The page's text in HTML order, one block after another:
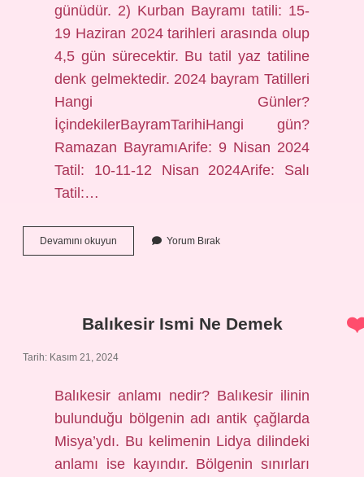
günüdür. 2) Kurban Bayramı tatili: 15-
19 Haziran 2024 tarihleri ​​arasında olup
4,5 gün sürecektir. Bu tatil yaz tatiline
denk gelmektedir. 2024 bayram Tatilleri
Hangi Günler?
İçindekilerBayramTarihiHangi gün?
Ramazan BayramıArife: 9 Nisan 2024
Tatil: 10-11-12 Nisan 2024Arife: Salı
Tatil:…
Devamını okuyun Önümüzdeki
Bayram
Yorum Bırak
Balıkesir Ismi Ne Demek
Tarih: Kasım 21, 2024
Balıkesir anlamı nedir? Balıkesir ilinin
bulunduğu bölgenin adı antik çağlarda
Misya’ydı. Bu kelimenin Lidya dilindeki
anlamı ise kayındır. Bölgenin sınırları